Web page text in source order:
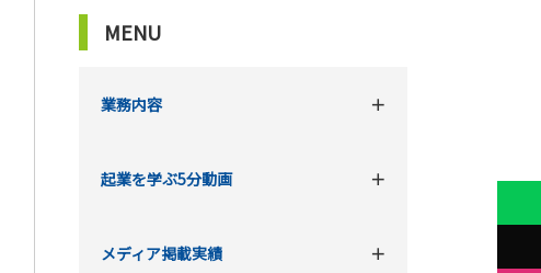
MENU
業務内容
起業を学ぶ5分動画
メディア掲載実績